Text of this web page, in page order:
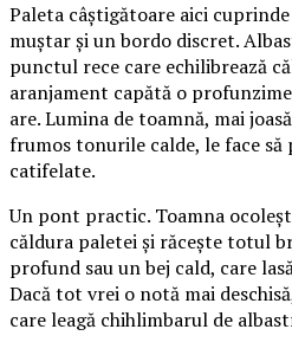
Paleta câștigătoare aici
muștar și un bordo discret.
punctul rece care echilibrează
aranjament capătă o
are. Lumina de toamnă, mai
frumos tonurile calde, le face să
catifelate.
Un pont practic. Toamna
căldura paletei și răcește totul
profund sau un bej cald, care
Dacă tot vrei o notă mai
care leagă chihlimbarul de